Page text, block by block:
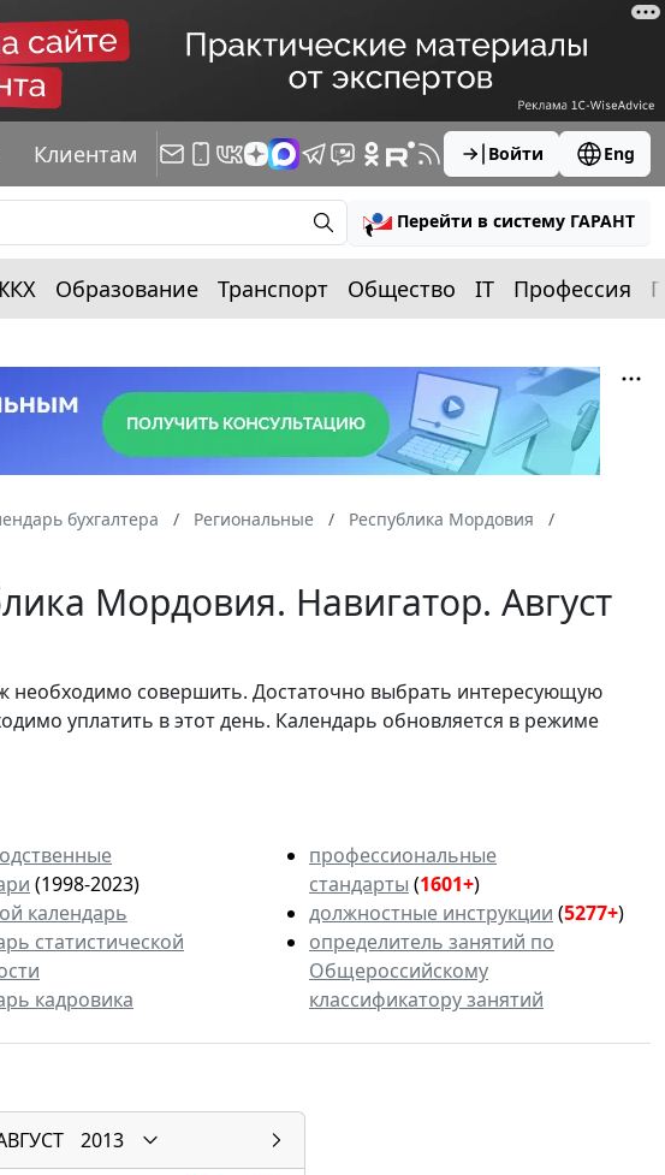
Клиентам Войти Eng
Перейти в систему ГАРАНТ
Образование Транспорт Общество IT Профессия
бухгалтера Региональные
Республика Мордовия
Мордовия. Навигатор. Август
необходимо совершить. Достаточно выбрать интересующую
уплатить в этот день. Календарь обновляется в режиме
(1998-2023)
календарь
статистической
кадровика
профессиональные
стандарты (1601+)
должностные инструкции (5277+)
определитель занятий по
Общероссийскому
классификатору занятий
2013